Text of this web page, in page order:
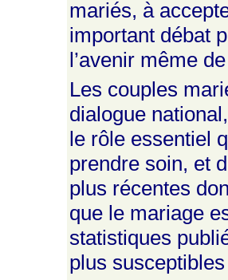
mariés, à
important débat
l’avenir même
Les couples
dialogue
le rôle essentiel
prendre soin, et
plus récentes
que le mariage
statistiques
plus